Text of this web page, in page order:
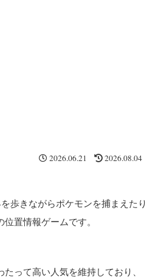
2026.06.21 2026.08.04
歩きながらポケモンを捕まえたり
置情報ゲームです。
って高い人気を維持しており、